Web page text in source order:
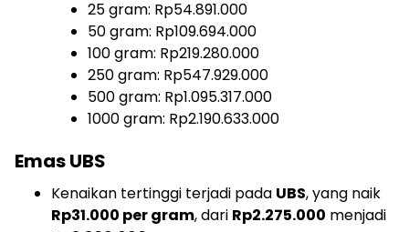
25 gram: Rp54.891.000
50 gram: Rp109.694.000
100 gram: Rp219.280.000
250 gram: Rp547.929.000
500 gram: Rp1.095.317.000
1000 gram: Rp2.190.633.000
Emas UBS
Kenaikan tertinggi terjadi pada UBS, yang naik
Rp31.000 per gram, dari Rp2.275.000 menjadi